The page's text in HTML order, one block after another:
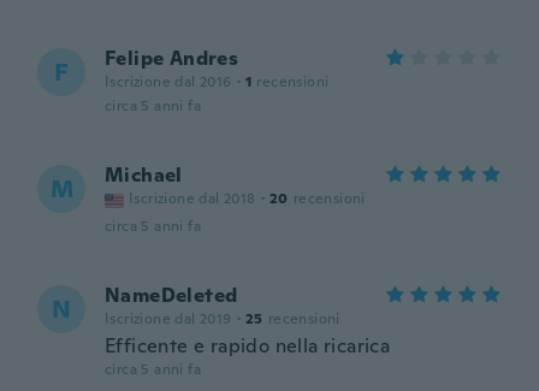
F Felipe Andres
Iscrizione dal 2016 · 1 recensioni
circa 5 anni fa
M Michael
Iscrizione dal 2018 · 20 recensioni
circa 5 anni fa
N NameDeleted
Iscrizione dal 2019 · 25 recensioni
Efficente e rapido nella ricarica
circa 5 anni fa